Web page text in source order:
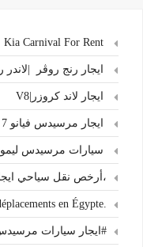
ايجار رنج روڤر |لاندر
ايجار لاند كروزر|V8
ايجار مرسيدس فيانو 7 مقاعد – عروض المطار الخاصة
سيارات مرسيدس
،أرخص نقل سياحي
.Les déplacements en Égypte | نقل سياحي
#ايجار سيارات